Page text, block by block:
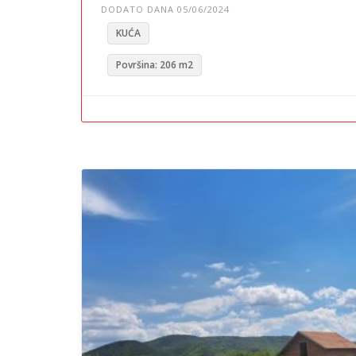
DODATO DANA 05/06/2024
KUĆA
Površina: 206 m2